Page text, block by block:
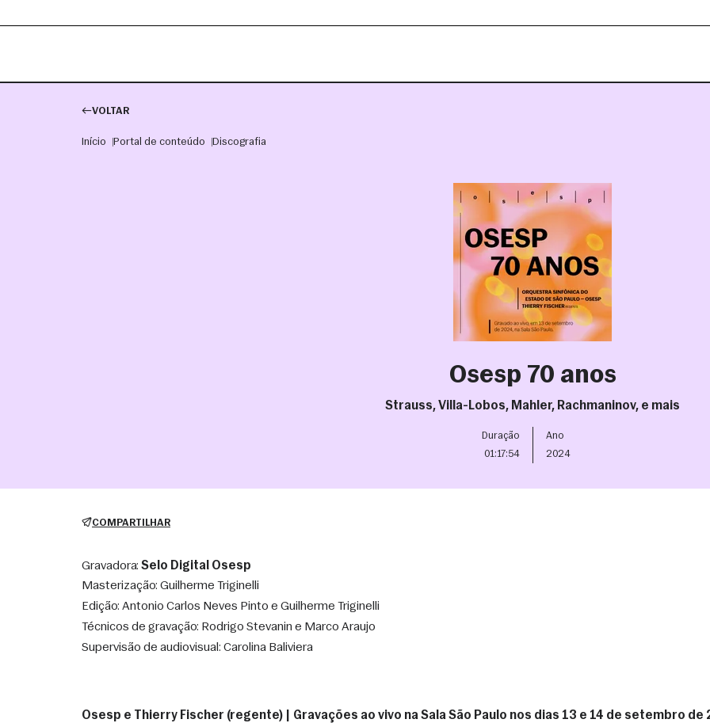
VOLTAR
Início Portal de conteúdo Discografia
Osesp 70 anos
Strauss, Villa-Lobos, Mahler, Rachmaninov, e mais
Duração
01:17:54
Ano
2024
COMPARTILHAR
Gravadora: Selo Digital Osesp
Masterização: Guilherme Triginelli
Edição: Antonio Carlos Neves Pinto e Guilherme Triginelli
Técnicos de gravação: Rodrigo Stevanin e Marco Araujo
Supervisão de audiovisual: Carolina Baliviera
Osesp e Thierry Fischer (regente) | Gravações ao vivo na Sala São Paulo nos dias 13 e 14 de setembro de